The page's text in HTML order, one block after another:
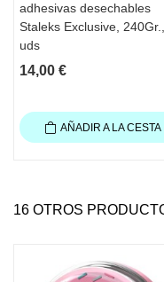
adhesivas desechables
Staleks Exclusive,
uds
14,00 €
AÑADIR A LA CESTA
16 OTROS